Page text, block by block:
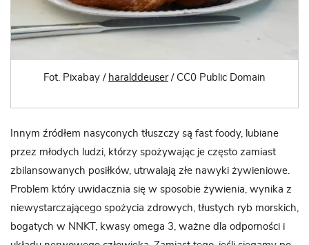
Fot. Pixabay / haralddeuser/ CC0 Public Domain
Innym źródłem nasyconych tłuszczy są fast foody, lubiane
przez młodych ludzi, którzy spożywając je często zamiast
zbilansowanych posiłków, utrwalają złe nawyki żywieniowe.
Problem który uwidacznia się w sposobie żywienia, wynika z
niewystarczającego spożycia zdrowych, tłustych ryb morskich,
bogatych w NNKT, kwasy omega 3, ważne dla odporności i